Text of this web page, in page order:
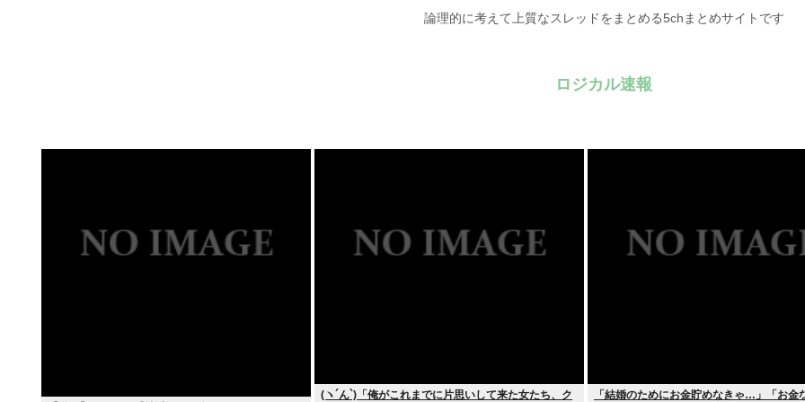
論理的に考えて上質なスレッドをまとめる5chまとめサイトです
ロジカル速報
(ヽ´ん`)「俺がこれまでに片思いして来た女たち、ク 「結婚のためにお金貯めなきゃ…」「お金